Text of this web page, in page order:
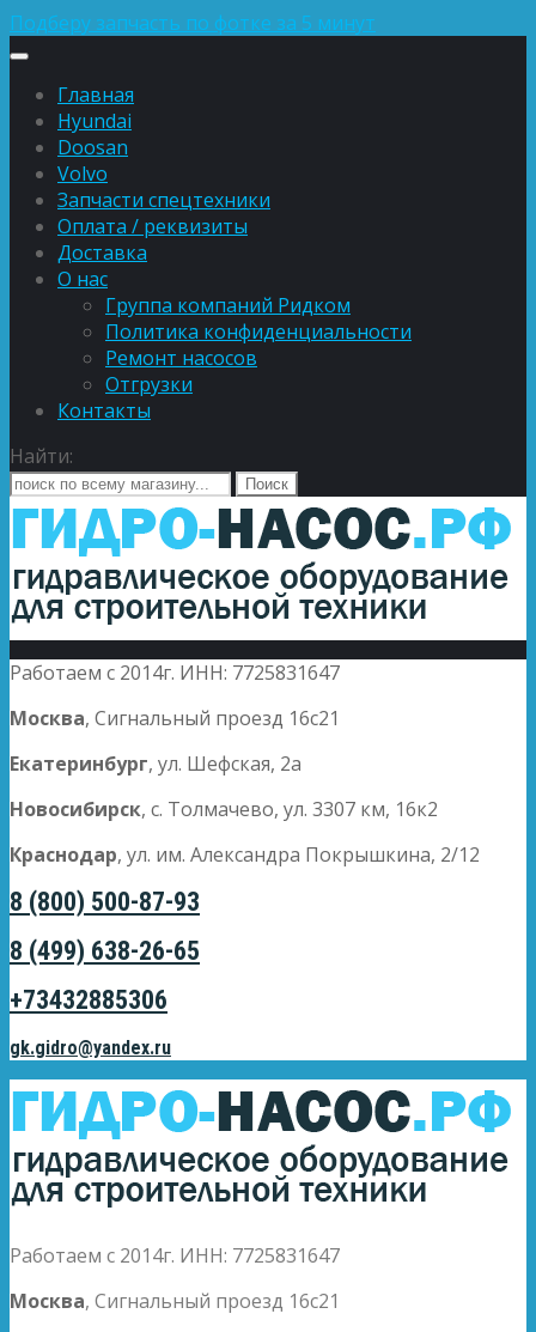
Подберу запчасть по фотке за 5 минут
Главная
Hyundai
Doosan
Volvo
Запчасти спецтехники
Оплата / реквизиты
Доставка
О нас
Группа компаний Ридком
Политика конфиденциальности
Ремонт насосов
Отгрузки
Контакты
Найти:
Работаем с 2014г. ИНН: 7725831647
Москва, Сигнальный проезд 16с21
Екатеринбург, ул. Шефская, 2а
Новосибирск, с. Толмачево, ул. 3307 км, 16к2
Краснодар, ул. им. Александра Покрышкина, 2/12
8 (800) 500-87-93
8 (499) 638-26-65
+73432885306
gk.gidro@yandex.ru
Работаем с 2014г. ИНН: 7725831647
Москва, Сигнальный проезд 16с21